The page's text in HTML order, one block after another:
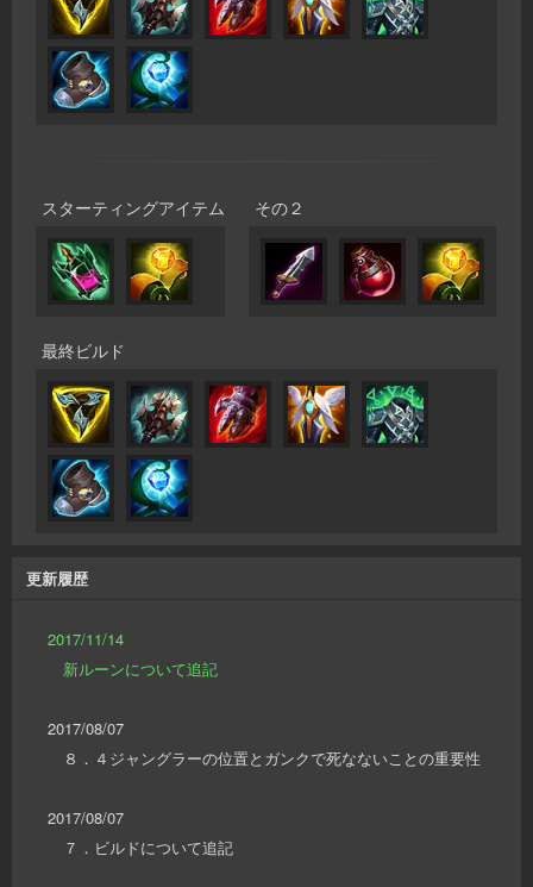
スターティングアイテム その２
最終ビルド
更新履歴
2017/11/14
新ルーンについて追記
2017/08/07
８．４ジャングラーの位置とガンクで死なないことの重要性
2017/08/07
７．ビルドについて追記